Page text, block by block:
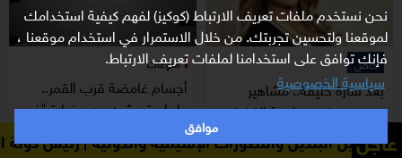
نحن نستخدم ملفات تعريف الارتباط (كوكيز) لفهم كيفية استخدامك
لموقعنا ولتحسين تجربتك. من خلال الاستمرار في استخدام موقعنا ،
فإنك توافق على استخدامنا لملفات تعريف الارتباط.
سياسية الخصوصية
موافق
خاص
بعد سارة خليفة.. مشاهير
مصريون في مواجهة القضاء
منوعات
أجسام غامضة قرب القمر..
علماء يتحدثون عن حضارة "غير
بشرية"
عاجل الإقليمية والدولية رئيس دولة الإمارات